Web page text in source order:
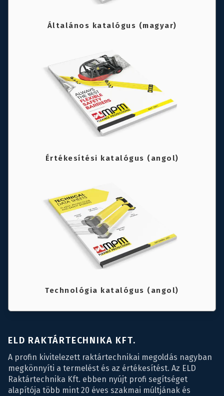
Általános katalógus (magyar)
Értékesítési katalógus (angol)
Technológia katalógus (angol)
ELD RAKTÁRTECHNIKA KFT.
A profin kivitelezett raktártechnikai megoldás nagyban
megkönnyíti a termelést és az értékesítést. Az ELD
Raktártechnika Kft. ebben nyújt profi segítséget
alapítója több mint 20 éves szakmai múltjának és